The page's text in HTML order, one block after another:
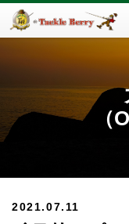
（
2021.07.11